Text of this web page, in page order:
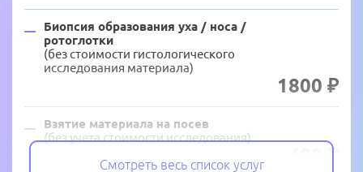
Биопсия образования уха / носа /
ротоглотки
(без стоимости гистологического
исследования материала)
1800 ₽
Взятие материала на посев
(без учета стоимости исследования)
Смотреть весь список услуг